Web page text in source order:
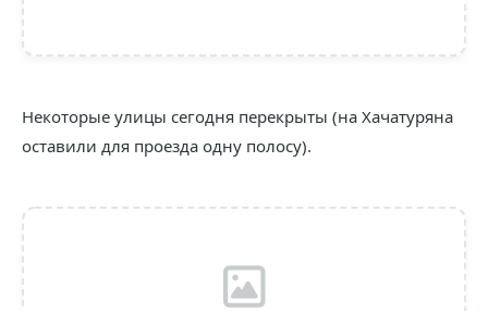
Некоторые улицы сегодня перекрыты (на Хачатуряна
оставили для проезда одну полосу).